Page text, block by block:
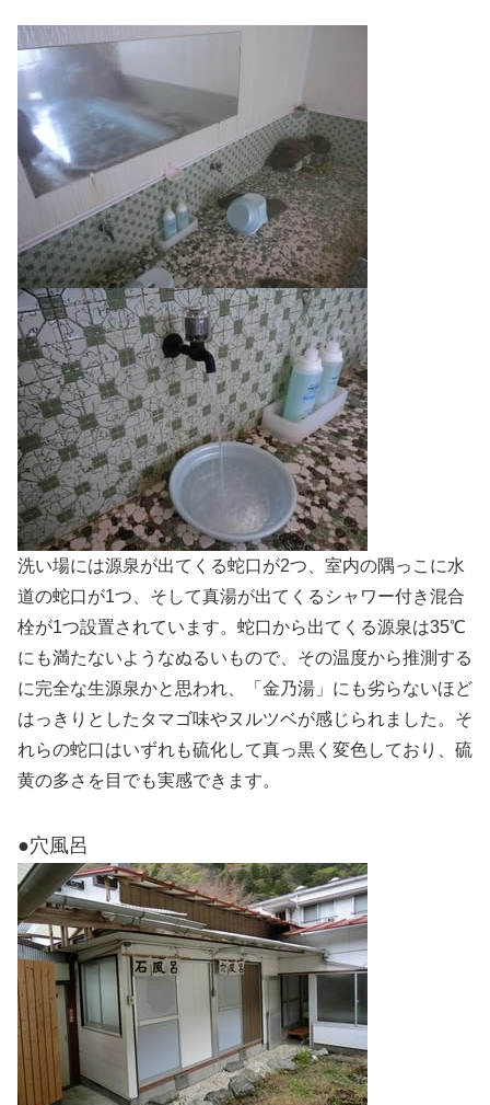
洗い場には源泉が出てくる蛇口が2つ、室内の隅っこに水
道の蛇口が1つ、そして真湯が出てくるシャワー付き混合
栓が1つ設置されています。蛇口から出てくる源泉は35℃
にも満たないようなぬるいもので、その温度から推測する
に完全な生源泉かと思われ、「金乃湯」にも劣らないほど
はっきりとしたタマゴ味やヌルツベが感じられました。そ
れらの蛇口はいずれも硫化して真っ黒く変色しており、硫
黄の多さを目でも実感できます。
●穴風呂